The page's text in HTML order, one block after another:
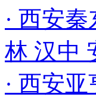
· 西安
林 汉中
· 西安